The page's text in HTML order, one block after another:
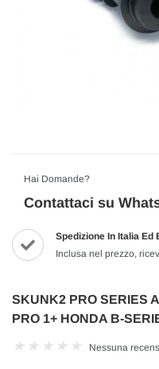
Hai Domande?
Contattaci su
Spedizione In Italia Ed
Inclusa nel prezzo,
SKUNK2 PRO SERIES
PRO 1+ HONDA B-
Nessuna